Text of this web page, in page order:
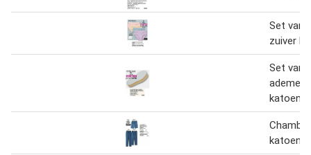
Set van
zuiver
Set van
katoen
katoen